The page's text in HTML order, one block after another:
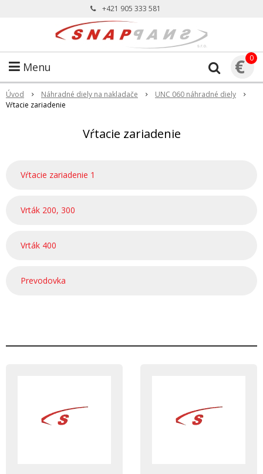
+421 905 333 581
Menu € 0
Úvod Náhradné diely na nakladače
UNC 060 náhradné diely
Vŕtacie zariadenie
Vŕtacie zariadenie
Vŕtacie zariadenie 1
Vrták 200, 300
Vrták 400
Prevodovka